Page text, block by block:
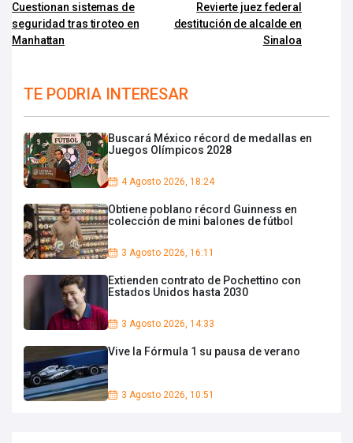
Cuestionan sistemas de
seguridad tras tiroteo en
Manhattan
Revierte juez federal
destitución de alcalde en
Sinaloa
TE PODRIA INTERESAR
Buscará México récord de medallas en
Juegos Olímpicos 2028
4 Agosto 2026, 18:24
Obtiene poblano récord Guinness en
colección de mini balones de fútbol
3 Agosto 2026, 16:11
Extienden contrato de Pochettino con
Estados Unidos hasta 2030
3 Agosto 2026, 14:33
Vive la Fórmula 1 su pausa de verano
3 Agosto 2026, 10:51